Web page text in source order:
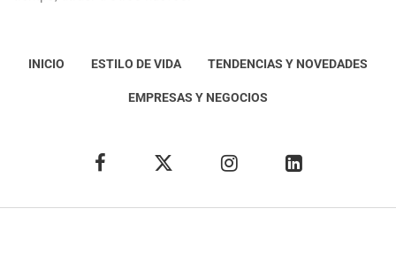
INICIO ESTILO DE VIDA TENDENCIAS Y NOVEDADES
EMPRESAS Y NEGOCIOS